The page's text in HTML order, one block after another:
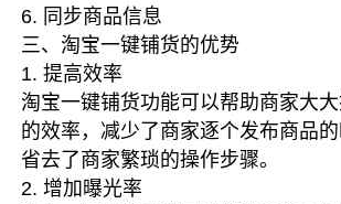
6. 同步商品信息
三、淘宝一键铺货的优势
1. 提高效率
淘宝一键铺货功能可以帮助商家大
的效率，减少了商家逐个发布商品的
省去了商家繁琐的操作步骤。
2. 增加曝光率